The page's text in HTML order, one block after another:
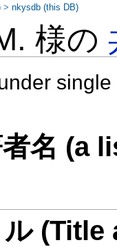
様の
名 (a
>nkysdb (this DB)